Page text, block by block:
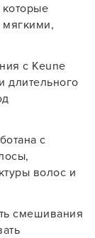
мягкими,
с Keune
длительного
с
волос и
смешивания
Android